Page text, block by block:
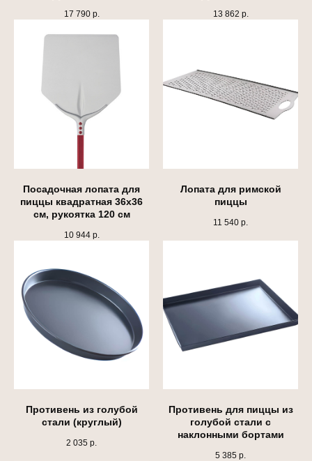
17 790 р. 13 862 р.
Посадочная лопата для
пиццы квадратная 36х36
см, рукоятка 120 см
10 944 р.
Лопата для римской
пиццы
11 540 р.
Противень из голубой
стали (круглый)
2 035 р.
Противень для пиццы из
голубой стали с
наклонными бортами
5 385 р.
ВСЕ
ИДЕАЛЬНОЙ
ПИЦЦЫ
рекомендуем